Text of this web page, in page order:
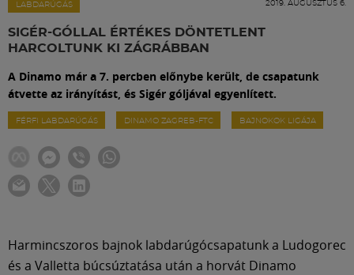
LABDARÚGÁS 2019. AUGUSZTUS 6.
SIGÉR-GÓLLAL ÉRTÉKES DÖNTETLENT
HARCOLTUNK KI ZÁGRÁBBAN
A Dinamo már a 7. percben előnybe került, de csapatunk
átvette az irányítást, és Sigér góljával egyenlített.
FÉRFI LABDARÚGÁS DINAMO ZAGREB-FTC BAJNOKOK LIGÁJA
Harmincszoros bajnok labdarúgócsapatunk a Ludogorec
és a Valletta búcsúztatása után a horvát Dinamo
Labdarúgás
Meccscenter
Klub
Shop